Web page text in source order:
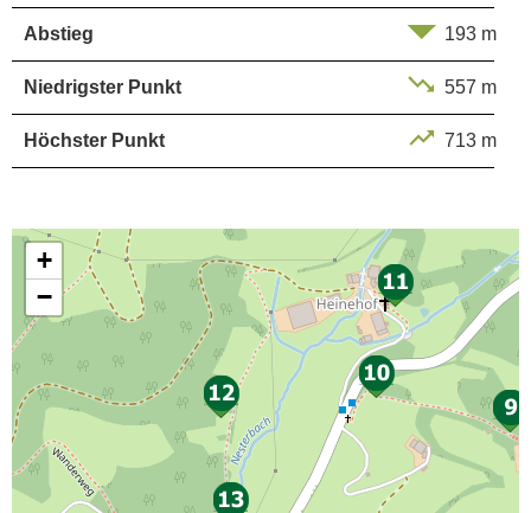
Abstieg 193 m
Niedrigster Punkt 557 m
Höchster Punkt 713 m